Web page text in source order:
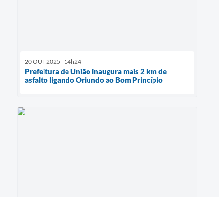
20 OUT 2025 - 14h24
Prefeitura de União inaugura mais 2 km de
asfalto ligando Oriundo ao Bom Princípio